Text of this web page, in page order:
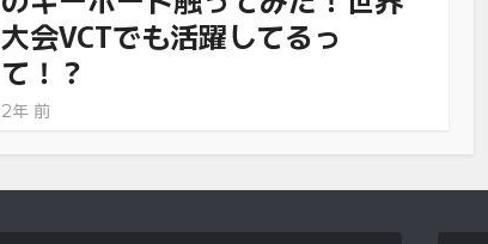
大会VCTでも活躍してるっ
て！？
2年 前